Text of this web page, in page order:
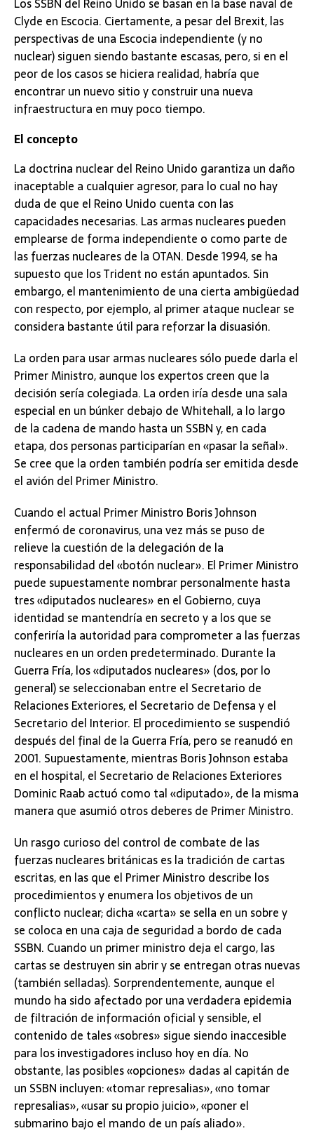
Clyde en Escocia. Ciertamente, a pesar del Brexit, las
perspectivas de una Escocia independiente (y no
nuclear) siguen siendo bastante escasas, pero, si en el
peor de los casos se hiciera realidad, habría que
encontrar un nuevo sitio y construir una nueva
infraestructura en muy poco tiempo.
El concepto
La doctrina nuclear del Reino Unido garantiza un daño
inaceptable a cualquier agresor, para lo cual no hay
duda de que el Reino Unido cuenta con las
capacidades necesarias. Las armas nucleares pueden
emplearse de forma independiente o como parte de
las fuerzas nucleares de la OTAN. Desde 1994, se ha
supuesto que los Trident no están apuntados. Sin
embargo, el mantenimiento de una cierta ambigüedad
con respecto, por ejemplo, al primer ataque nuclear se
considera bastante útil para reforzar la disuasión.
La orden para usar armas nucleares sólo puede darla el
Primer Ministro, aunque los expertos creen que la
decisión sería colegiada. La orden iría desde una sala
especial en un búnker debajo de Whitehall, a lo largo
de la cadena de mando hasta un SSBN y, en cada
etapa, dos personas participarían en «pasar la señal».
Se cree que la orden también podría ser emitida desde
el avión del Primer Ministro.
Cuando el actual Primer Ministro Boris Johnson
enfermó de coronavirus, una vez más se puso de
relieve la cuestión de la delegación de la
responsabilidad del «botón nuclear». El Primer Ministro
puede supuestamente nombrar personalmente hasta
tres «diputados nucleares» en el Gobierno, cuya
identidad se mantendría en secreto y a los que se
conferiría la autoridad para comprometer a las fuerzas
nucleares en un orden predeterminado. Durante la
Guerra Fría, los «diputados nucleares» (dos, por lo
general) se seleccionaban entre el Secretario de
Relaciones Exteriores, el Secretario de Defensa y el
Secretario del Interior. El procedimiento se suspendió
después del final de la Guerra Fría, pero se reanudó en
2001. Supuestamente, mientras Boris Johnson estaba
en el hospital, el Secretario de Relaciones Exteriores
Dominic Raab actuó como tal «diputado», de la misma
manera que asumió otros deberes de Primer Ministro.
Un rasgo curioso del control de combate de las
fuerzas nucleares británicas es la tradición de cartas
escritas, en las que el Primer Ministro describe los
procedimientos y enumera los objetivos de un
conflicto nuclear; dicha «carta» se sella en un sobre y
se coloca en una caja de seguridad a bordo de cada
SSBN. Cuando un primer ministro deja el cargo, las
cartas se destruyen sin abrir y se entregan otras nuevas
(también selladas). Sorprendentemente, aunque el
mundo ha sido afectado por una verdadera epidemia
de filtración de información oficial y sensible, el
contenido de tales «sobres» sigue siendo inaccesible
para los investigadores incluso hoy en día. No
obstante, las posibles «opciones» dadas al capitán de
un SSBN incluyen: «tomar represalias», «no tomar
represalias», «usar su propio juicio», «poner el
submarino bajo el mando de un país aliado».